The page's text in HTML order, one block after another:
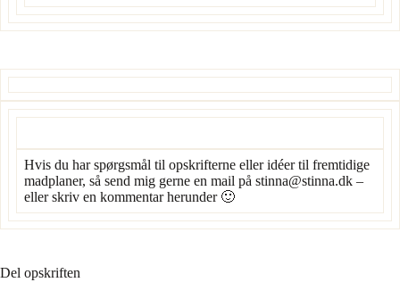
Hvis du har spørgsmål til opskrifterne eller idéer til fremtidige
madplaner, så send mig gerne en mail på stinna@stinna.dk –
eller skriv en kommentar herunder 🙂
Del opskriften